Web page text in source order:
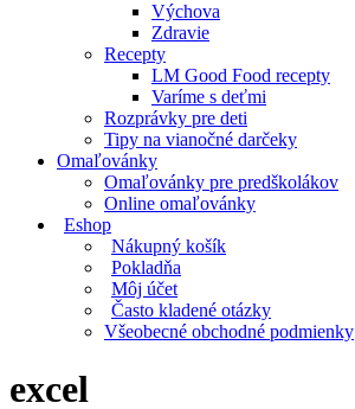
Výchova
Zdravie
Recepty
LM Good Food recepty
Varíme s deťmi
Rozprávky pre deti
Tipy na vianočné darčeky
Omaľovánky
Omaľovánky pre predškolákov
Online omaľovánky
Eshop
Nákupný košík
Pokladňa
Môj účet
Často kladené otázky
Všeobecné obchodné podmienky
excel